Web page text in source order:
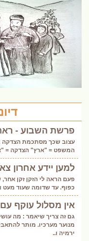
פרשת השבוע -
עצוב שכך מסתכמת הצדקה
המשפט = "ארץ" הצדקה =
למען יידע אחרון
פעם הראה לי הזקן זקן
כפוף. עד שדומה שעוד מעט
אין מסלול עוקף
גם זה צריך שיאמר : מה
מנוער מערכיו. מותר
ירמיה ו..